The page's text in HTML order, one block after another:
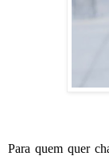
Para quem quer